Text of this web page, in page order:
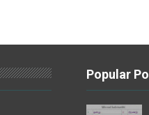
Popular